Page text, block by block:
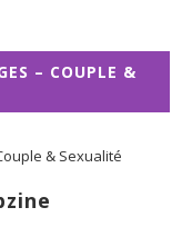
– COUPLE &